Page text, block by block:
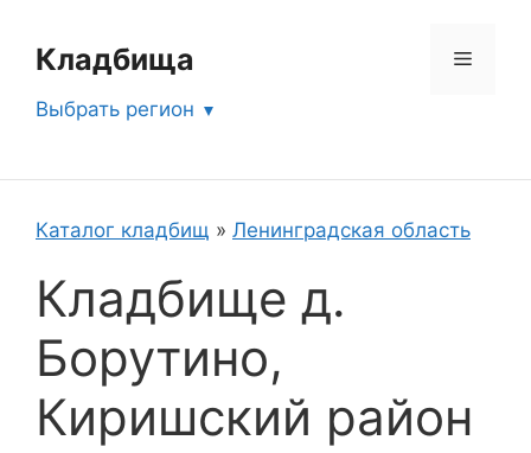
содержимому
Кладбища Меню
Выбрать регион
Каталог кладбищ » Ленинградская область
Кладбище д.
Борутино,
Киришский район